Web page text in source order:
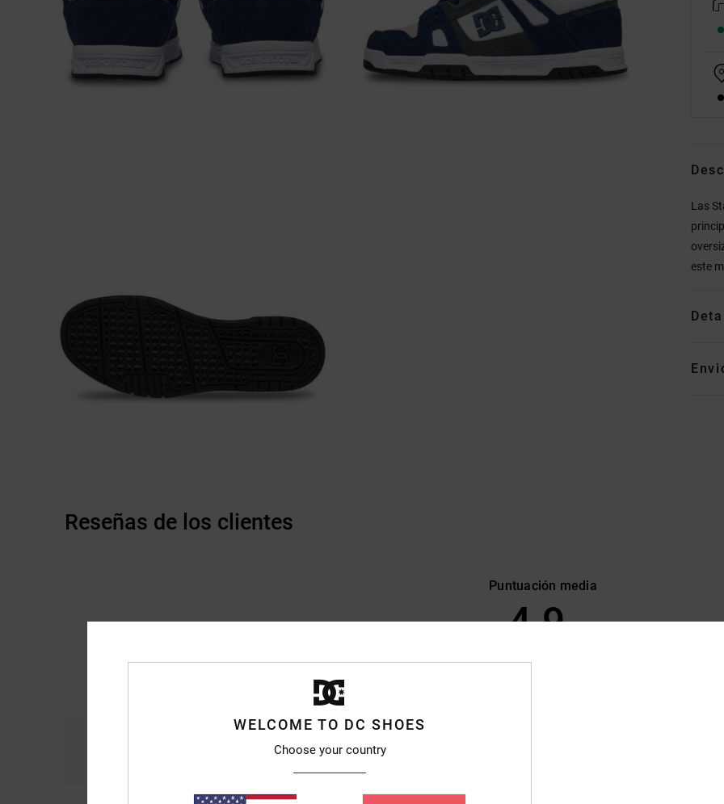
Las
este
Reseñas de los clientes
Puntuación media
4.9
WELCOME TO DC SHOES
Choose your country